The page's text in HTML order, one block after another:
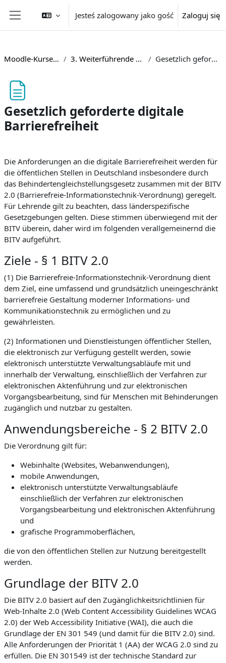
Przejdź do głównej zawartości
Panel boczny
Jesteś zalogowany jako gość Zaloguj się
Moodle-Kurse barrierefrei gestalten 3. Weiterführende Informationen und Materialien Gesetzlich geforderte digitale Barrierefreiheit
Gesetzlich geforderte digitale
Barrierefreiheit
Die Anforderungen an die digitale Barrierefreiheit werden für
die öffentlichen Stellen in Deutschland insbesondere durch
das Behindertengleichstellungsgesetz zusammen mit der BITV
2.0 (Barrierefreie-Informationstechnik-Verordnung) geregelt.
Für Lehrende gilt zu beachten, dass länderspezifische
Gesetzgebungen gelten. Diese stimmen überwiegend mit der
BITV überein, daher wird im folgenden verallgemeinernd die
BITV aufgeführt.
Ziele - § 1 BITV 2.0
(1) Die Barrierefreie-Informationstechnik-Verordnung dient
dem Ziel, eine umfassend und grundsätzlich uneingeschränkt
barrierefreie Gestaltung moderner Informations- und
Kommunikationstechnik zu ermöglichen und zu
gewährleisten.
(2) Informationen und Dienstleistungen öffentlicher Stellen,
die elektronisch zur Verfügung gestellt werden, sowie
elektronisch unterstützte Verwaltungsabläufe mit und
innerhalb der Verwaltung, einschließlich der Verfahren zur
elektronischen Aktenführung und zur elektronischen
Vorgangsbearbeitung, sind für Menschen mit Behinderungen
zugänglich und nutzbar zu gestalten.
Anwendungsbereiche - § 2 BITV 2.0
Die Verordnung gilt für:
Webinhalte (Websites, Webanwendungen),
mobile Anwendungen,
elektronisch unterstützte Verwaltungsabläufe
einschließlich der Verfahren zur elektronischen
Vorgangsbearbeitung und elektronischen Aktenführung
und
grafische Programmoberflächen,
die von den öffentlichen Stellen zur Nutzung bereitgestellt
werden.
Grundlage der BITV 2.0
Die BITV 2.0 basiert auf den Zugänglichkeitsrichtlinien für
Web-Inhalte 2.0 (Web Content Accessibility Guidelines WCAG
2.0) der Web Accessibility Initiative (WAI), die auch die
Grundlage der EN 301 549 (und damit für die BITV 2.0) sind.
Alle Anforderungen der Priorität 1 (AA) der WCAG 2.0 sind zu
erfüllen. Die EN 301549 ist der technische Standard zur